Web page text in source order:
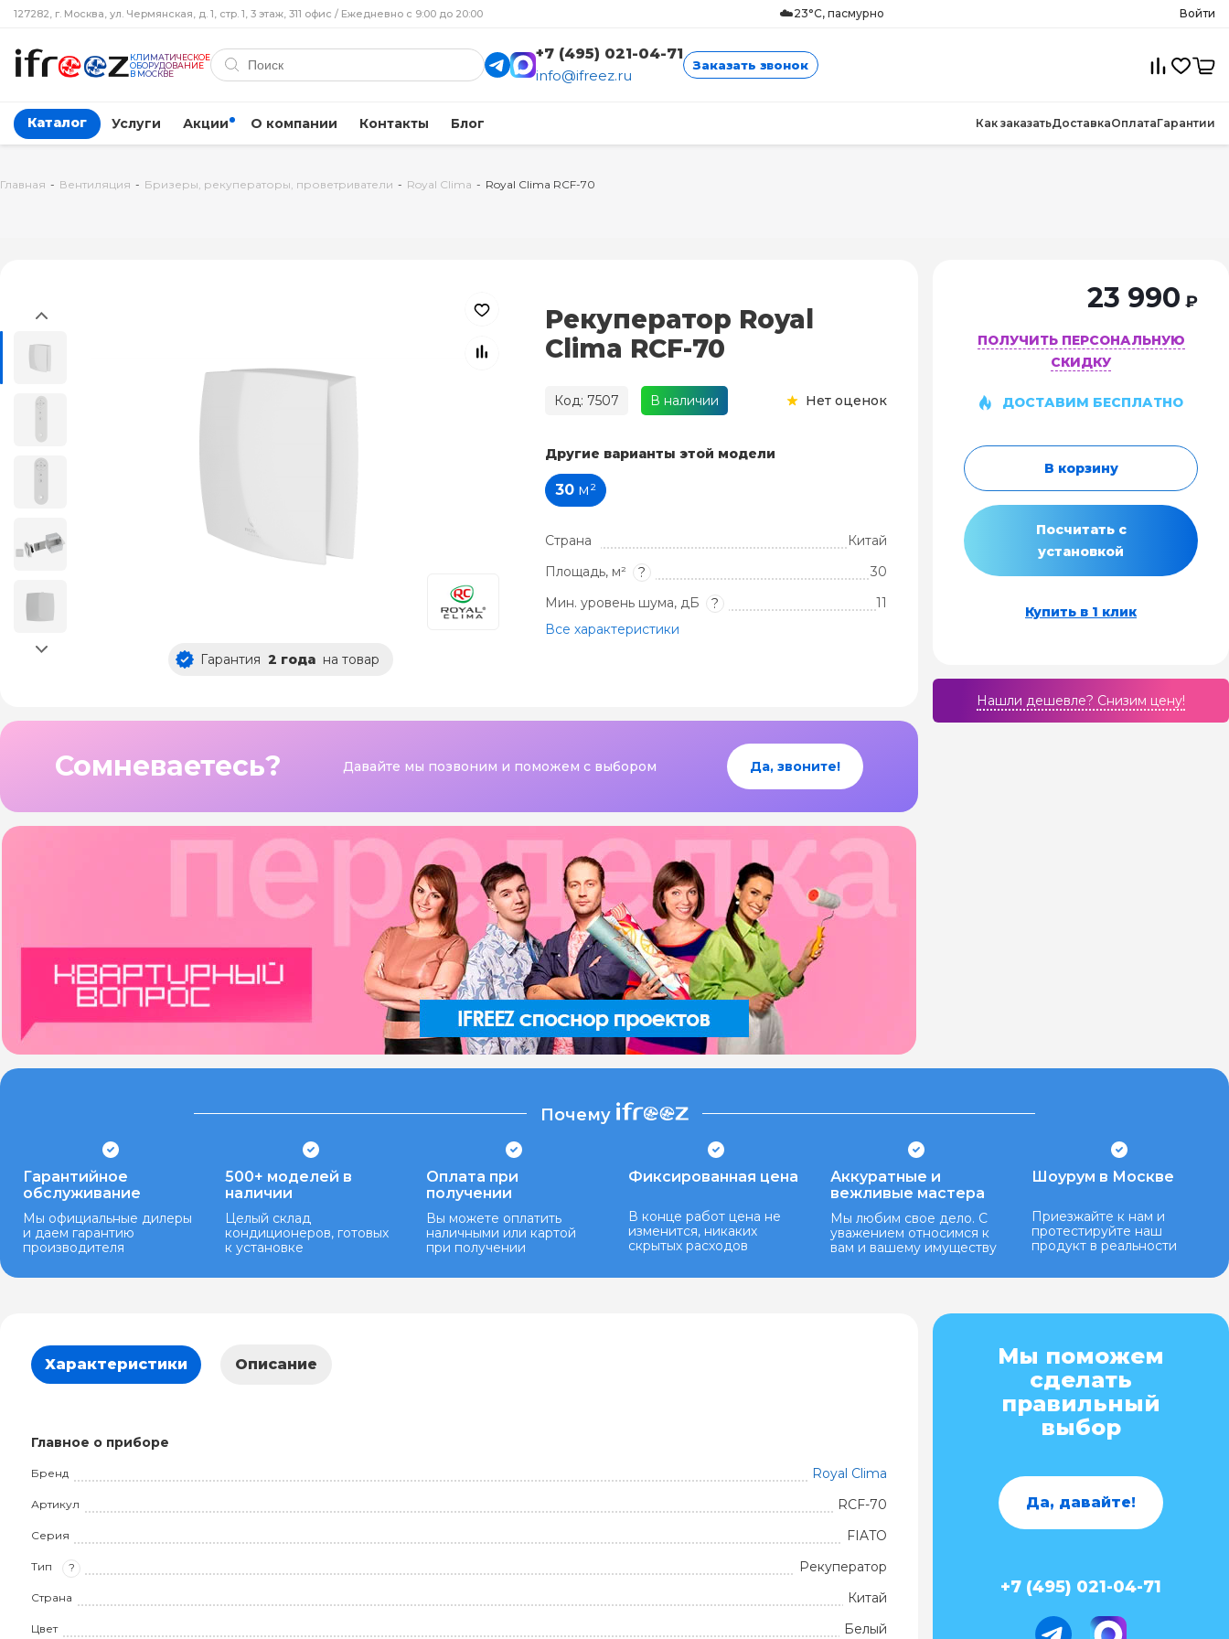
127282, г. Москва, ул. Чермянская, д. 1, стр. 1, 3 этаж, 311 офис / Ежедневно с 9:00 до 20:00 ☁️23°C, пасмурно Войти
КЛИМАТИЧЕСКОЕ
ОБОРУДОВАНИЕ
В МОСКВЕ
+7 (495) 021-04-71
info@ifreez.ru
Заказать звонок
Каталог Услуги Акции О компании Контакты Блог Как заказатьДоставкаОплатаГарантии
Главная - Вентиляция - Бризеры, рекуператоры, проветриватели - Royal Clima - Royal Clima RCF-70
Гарантия 2 года на товар
Рекуператор Royal
Clima RCF-70
Код: 7507 В наличии Нет оценок
Другие варианты этой модели
30м²
Страна
Китай
Площадь, м²
?
30
Мин. уровень шума, дБ
?
11
Все характеристики
Сомневаетесь? Давайте мы позвоним и поможем с выбором Да, звоните!
23 990 ₽
ПОЛУЧИТЬ ПЕРСОНАЛЬНУЮ
СКИДКУ
ДОСТАВИМ БЕСПЛАТНО
В корзину
Посчитать с
установкой
Купить в 1 клик
Нашли дешевле? Cнизим цену!
Почему
Гарантийное
обслуживание
Мы официальные дилеры
и даем гарантию
производителя
500+ моделей в
наличии
Целый склад
кондиционеров, готовых
к установке
Оплата при
получении
Вы можете оплатить
наличными или картой
при получении
Фиксированная цена
В конце работ цена не
изменится, никаких
скрытых расходов
Аккуратные и
вежливые мастера
Мы любим свое дело. С
уважением относимся к
вам и вашему имуществу
Шоурум в Москве
Приезжайте к нам и
протестируйте наш
продукт в реальности
Характеристики Описание
Главное о приборе
Бренд Royal Clima
Артикул RCF-70
Серия FIATO
Тип ? Рекуператор
Страна Китай
Цвет Белый
Мы поможем
сделать
правильный
выбор
Да, давайте!
+7 (495) 021-04-71